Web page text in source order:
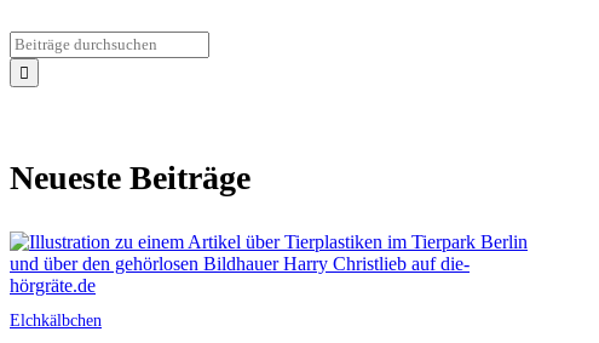
Neueste Beiträge
Elchkälbchen